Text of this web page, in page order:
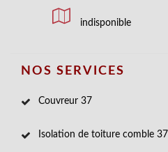
indisponible
NOS SERVICES
Couvreur 37
Isolation de toiture comble 37